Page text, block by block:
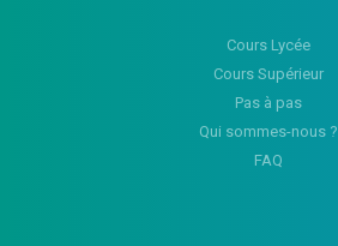
Cours Lycée
Cours Supérieur
Pas à pas
Qui sommes-nous ?
FAQ